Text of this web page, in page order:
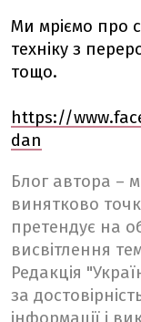
Ми мріємо про
техніку з
тощо.
https://
dan
Блог автора –
винятково
претендує на
висвітлення
Редакція
за